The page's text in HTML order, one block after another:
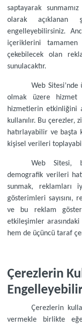
saptayarak
olarak açıklanan
engelleyebilirsiniz.
içeriklerini tamamen
çekebilecek olan
sunulacaktır.
Web
olmak üzere hizmet
hizmetlerin etkinliğini
kullanılır. Bu çerezler,
hatırlayabilir ve başta
kişisel verileri
Web Sitesi,
demografik verileri
sunmak, reklamları
gösterimleri sayısını,
ve bu reklam
etkileşimler
hem de üçüncü taraf
Çerezlerin
Çerezlerin
vermekle birlikte